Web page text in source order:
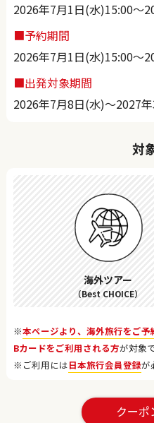
2026年7月1日(水)15:00～
■予約期間
2026年7月1日(水)15:00～
■出発対象期間
2026年7月8日(水)～2027
対
海外ツアー
（Best CHOICE）
※本ページより、海外旅行をご予
Bカードをご利用される方が対象で
※ご利用には日本旅行会員登録が
クーポ